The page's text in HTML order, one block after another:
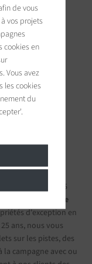
et
parmi nos 75
Groupe
d'exception en
ans, nous vous
sur les pistes, des
la campagne avec ou
de vous
vos projets
cookies en
Vous avez
les cookies
du